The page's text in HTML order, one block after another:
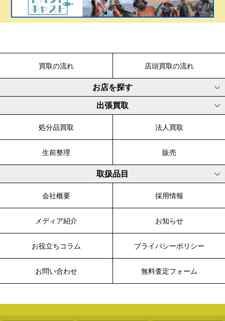
買取の流れ 店頭買取の流れ
お店を探す
出張買取
処分品買取 法人買取
生前整理 販売
取扱品目
会社概要 採用情報
メディア紹介 お知らせ
お役立ちコラム プライバシーポリシー
お問い合わせ 無料査定フォーム
© 2003-2026 WALK, All Rights Reserved.